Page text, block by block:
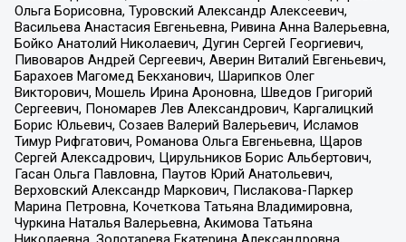
Ольга Борисовна, Туровский Александр Алексеевич,
Васильева Анастасия Евгеньевна, Ривина Анна Валерьевна,
Бойко Анатолий Николаевич, Дугин Сергей Георгиевич,
Пивоваров Андрей Сергеевич, Аверин Виталий Евгеньевич,
Барахоев Магомед Бекханович, Шарипков Олег
Викторович, Мошель Ирина Ароновна, Шведов Григорий
Сергеевич, Пономарев Лев Александрович, Каргалицкий
Борис Юльевич, Созаев Валерий Валерьевич, Исламов
Тимур Рифгатович, Романова Ольга Евгеньевна, Щаров
Сергей Алексадрович, Цирульников Борис Альбертович,
Гасан Ольга Павловна, Паутов Юрий Анатольевич,
Верховский Александр Маркович, Пислакова-Паркер
Марина Петровна, Кочеткова Татьяна Владимировна,
Чуркина Наталья Валерьевна, Акимова Татьяна